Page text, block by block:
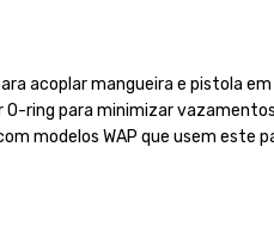
acoplar mangueira e pistola
ring para minimizar
modelos WAP que usem este